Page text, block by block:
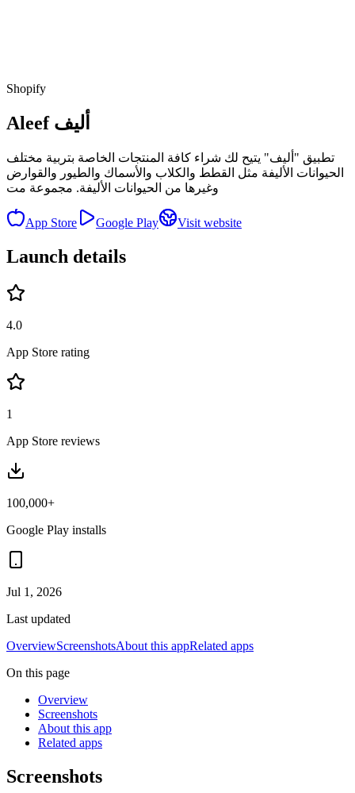
Shopify
Aleef أليف
تطبيق "أليف" يتيح لك شراء كافة المنتجات الخاصة بتربية مختلف
الحيوانات الأليفة مثل القطط والكلاب والأسماك والطيور والقوارض
وغيرها من الحيوانات الأليفة. مجموعة مت
App Store Google Play Visit website
Launch details
4.0
App Store rating
1
App Store reviews
100,000+
Google Play installs
Jul 1, 2026
Last updated
OverviewScreenshotsAbout this appRelated apps
On this page
Overview
Screenshots
About this app
Related apps
Screenshots